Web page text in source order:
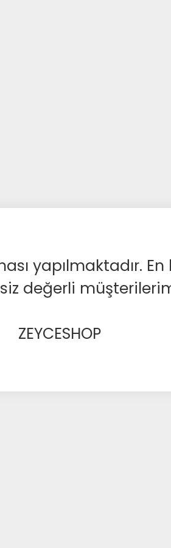
yapılmaktadır.
değerli
ZEYCESHOP